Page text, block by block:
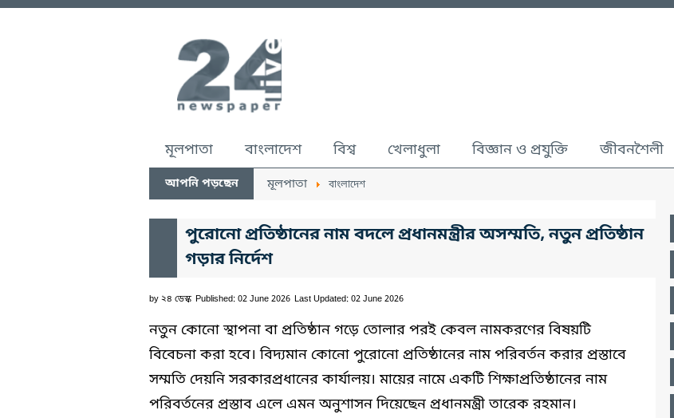
মূলপাতা বাংলাদেশ বিশ্ব খেলাধুলা বিজ্ঞান ও প্রযুক্তি জীবনশৈলী
আপনি পড়ছেন মূলপাতা বাংলাদেশ
পুরোনো প্রতিষ্ঠানের নাম বদলে প্রধানমন্ত্রীর অসম্মতি, নতুন প্রতিষ্ঠান
গড়ার নির্দেশ
by ২৪ ডেস্ক Published: 02 June 2026 Last Updated: 02 June 2026
নতুন কোনো স্থাপনা বা প্রতিষ্ঠান গড়ে তোলার পরই কেবল নামকরণের বিষয়টি
বিবেচনা করা হবে। বিদ্যমান কোনো পুরোনো প্রতিষ্ঠানের নাম পরিবর্তন করার প্রস্তাবে
সম্মতি দেয়নি সরকারপ্রধানের কার্যালয়। মায়ের নামে একটি শিক্ষাপ্রতিষ্ঠানের নাম
পরিবর্তনের প্রস্তাব এলে এমন অনুশাসন দিয়েছেন প্রধানমন্ত্রী তারেক রহমান।